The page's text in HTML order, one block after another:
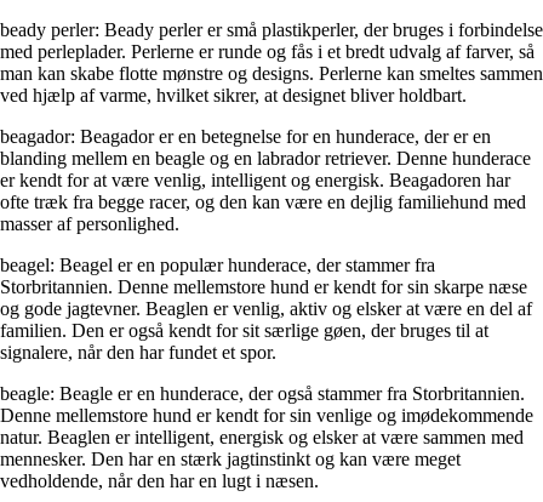
beady perler: Beady perler er små plastikperler, der bruges i forbindelse
med perleplader. Perlerne er runde og fås i et bredt udvalg af farver, så
man kan skabe flotte mønstre og designs. Perlerne kan smeltes sammen
ved hjælp af varme, hvilket sikrer, at designet bliver holdbart.
beagador: Beagador er en betegnelse for en hunderace, der er en
blanding mellem en beagle og en labrador retriever. Denne hunderace
er kendt for at være venlig, intelligent og energisk. Beagadoren har
ofte træk fra begge racer, og den kan være en dejlig familiehund med
masser af personlighed.
beagel: Beagel er en populær hunderace, der stammer fra
Storbritannien. Denne mellemstore hund er kendt for sin skarpe næse
og gode jagtevner. Beaglen er venlig, aktiv og elsker at være en del af
familien. Den er også kendt for sit særlige gøen, der bruges til at
signalere, når den har fundet et spor.
beagle: Beagle er en hunderace, der også stammer fra Storbritannien.
Denne mellemstore hund er kendt for sin venlige og imødekommende
natur. Beaglen er intelligent, energisk og elsker at være sammen med
mennesker. Den har en stærk jagtinstinkt og kan være meget
vedholdende, når den har en lugt i næsen.